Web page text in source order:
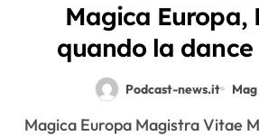
Magica Europa,
quando la
sognava un
esiste più
Podcast-news.it
Magica Europa Magistra Vitae Magna Legenda In